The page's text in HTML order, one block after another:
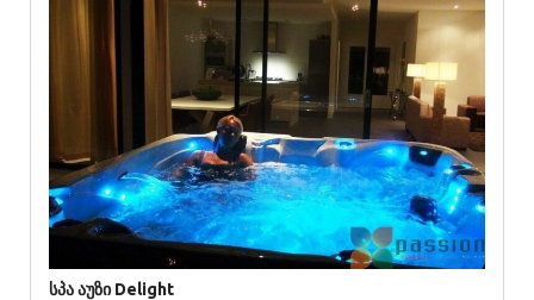
სპა აუზი Delight